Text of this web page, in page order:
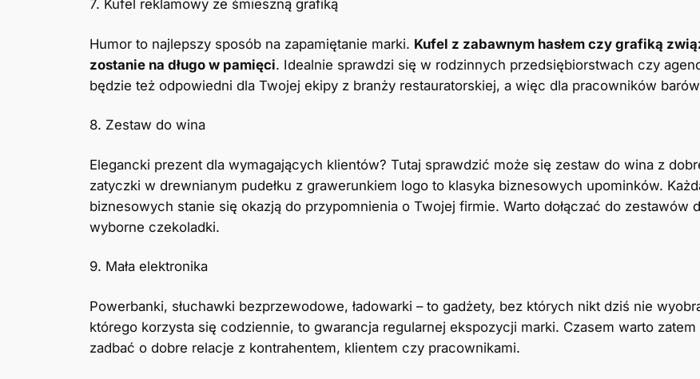
7. Kufel reklamowy ze śmieszną grafiką
Humor to najlepszy sposób na zapamiętanie marki. Kufel z zabawnym hasłem czy grafiką
zostanie na długo w pamięci. Idealnie sprawdzi się w rodzinnych przedsiębiorstwach czy
będzie też odpowiedni dla Twojej ekipy z branży restauratorskiej, a więc dla pracowników
8. Zestaw do wina
Elegancki prezent dla wymagających klientów? Tutaj sprawdzić może się zestaw do wina z
zatyczki w drewnianym pudełku z grawerunkiem logo to klasyka biznesowych upominków.
biznesowych stanie się okazją do przypomnienia o Twojej firmie. Warto dołączać do zestawów
wyborne czekoladki.
9. Mała elektronika
Powerbanki, słuchawki bezprzewodowe, ładowarki – to gadżety, bez których nikt dziś nie
którego korzysta się codziennie, to gwarancja regularnej ekspozycji marki. Czasem warto
zadbać o dobre relacje z kontrahentem, klientem czy pracownikami.